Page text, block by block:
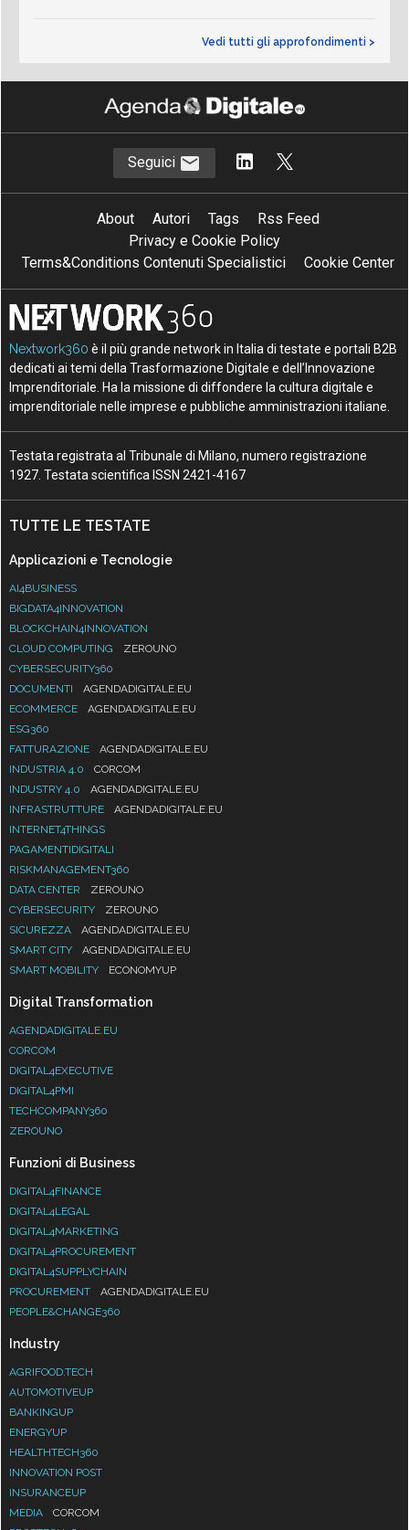
Vedi tutti gli approfondimenti >
Seguici
About Autori Tags
Rss Feed
Privacy e Cookie Policy
Terms&Conditions Contenuti Specialistici
Cookie Center
Nextwork360 è il più grande network in Italia di testate e portali B2B
dedicati ai temi della Trasformazione Digitale e dell’Innovazione
Imprenditoriale. Ha la missione di diffondere la cultura digitale e
imprenditoriale nelle imprese e pubbliche amministrazioni italiane.
Testata registrata al Tribunale di Milano, numero registrazione
1927. Testata scientifica ISSN 2421-4167
TUTTE LE TESTATE
Applicazioni e Tecnologie
AI4BUSINESS
BIGDATA4INNOVATION
BLOCKCHAIN4INNOVATION
CLOUD COMPUTING
ZEROUNO
CYBERSECURITY360
DOCUMENTI
AGENDADIGITALE.EU
ECOMMERCE
AGENDADIGITALE.EU
ESG360
FATTURAZIONE
AGENDADIGITALE.EU
INDUSTRIA 4.0
CORCOM
INDUSTRY 4.0
AGENDADIGITALE.EU
INFRASTRUTTURE
AGENDADIGITALE.EU
INTERNET4THINGS
PAGAMENTIDIGITALI
RISKMANAGEMENT360
DATA CENTER
ZEROUNO
CYBERSECURITY
ZEROUNO
SICUREZZA
AGENDADIGITALE.EU
SMART CITY
AGENDADIGITALE.EU
SMART MOBILITY
ECONOMYUP
Digital Transformation
AGENDADIGITALE.EU
CORCOM
DIGITAL4EXECUTIVE
DIGITAL4PMI
TECHCOMPANY360
ZEROUNO
Funzioni di Business
DIGITAL4FINANCE
DIGITAL4LEGAL
DIGITAL4MARKETING
DIGITAL4PROCUREMENT
DIGITAL4SUPPLYCHAIN
PROCUREMENT
AGENDADIGITALE.EU
PEOPLE&CHANGE360
Industry
AGRIFOOD.TECH
AUTOMOTIVEUP
BANKINGUP
ENERGYUP
HEALTHTECH360
INNOVATION POST
INSURANCEUP
MEDIA
CORCOM